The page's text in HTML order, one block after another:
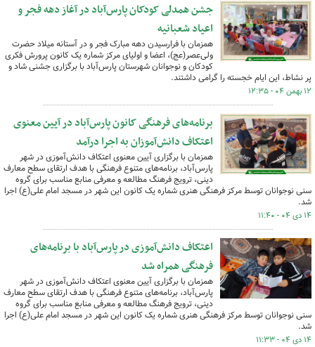
جشن همدلی کودکان پارس‌آباد در آغاز دهه فجر و
اعیاد شعبانیه
همزمان با فرارسیدن دهه مبارک فجر و در آستانه میلاد حضرت
ولی‌عصر(عج)، اعضا و اولیای مرکز شماره یک کانون پرورش فکری
کودکان و نوجوانان شهرستان پارس‌آباد با برگزاری جشنی شاد و
پر نشاط، این ایام خجسته را گرامی داشتند.
۱۲ بهمن ۰۴ - ۱۲:۳۵
برنامه‌های فرهنگی کانون پارس‌آباد در آیین معنوی
اعتکاف دانش‌آموزان به اجرا درآمد
همزمان با برگزاری آیین معنوی اعتکاف دانش‌آموزی در شهر
پارس‌آباد، برنامه‌های متنوع فرهنگی با هدف ارتقای سطح معارف
دینی، ترویج فرهنگ مطالعه و معرفی منابع مناسب برای گروه
سنی نوجوانان توسط مرکز فرهنگی هنری شماره یک کانون این شهر در مسجد امام علی(ع) اجرا
شد.
۱۴ دی ۰۴ - ۱۱:۴۰
اعتکاف دانش‌آموزی در پارس‌آباد با برنامه‌های
فرهنگی همراه شد
همزمان با برگزاری آیین معنوی اعتکاف دانش‌آموزی در شهر
پارس‌آباد، برنامه‌های متنوع فرهنگی با هدف ارتقای سطح معارف
دینی، ترویج فرهنگ مطالعه و معرفی منابع مناسب برای گروه
سنی نوجوانان توسط مرکز فرهنگی هنری شماره یک کانون این شهر در مسجد امام علی(ع) اجرا
شد.
۱۴ دی ۰۴ - ۱۱:۳۳